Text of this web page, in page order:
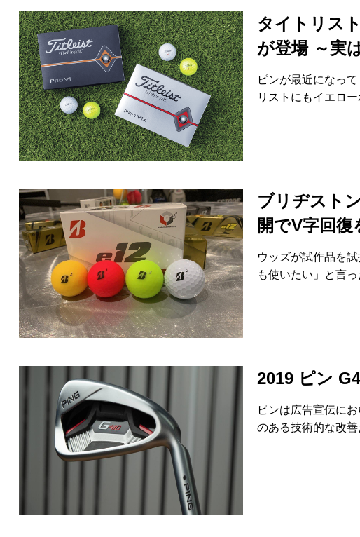
タイトリス
が登場 ～実
ピンが最近になっ
リストにもイエロ
ブリヂスト
開でV字回復
ウッズが試作品を
も使いたい」と言っ
2019 ピン
ピンは広告宣伝に
のある技術的な改